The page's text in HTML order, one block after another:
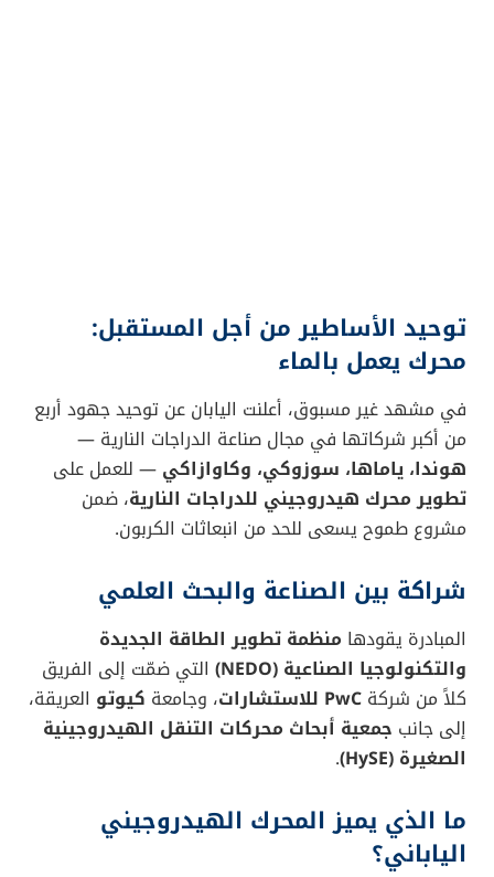
توحيد الأساطير من أجل المستقبل:
محرك يعمل بالماء
في مشهد غير مسبوق، أعلنت اليابان عن توحيد جهود أربع
من أكبر شركاتها في مجال صناعة الدراجات النارية —
هوندا، ياماها، سوزوكي، وكاوازاكي — للعمل على
تطوير محرك هيدروجيني للدراجات النارية، ضمن
مشروع طموح يسعى للحد من انبعاثات الكربون.
شراكة بين الصناعة والبحث العلمي
المبادرة يقودها منظمة تطوير الطاقة الجديدة
والتكنولوجيا الصناعية (NEDO)
التي ضمّت إلى الفريق
كلاً من شركة PwC للاستشارات ، وجامعة كيوتو العريقة،
إلى جانب جمعية أبحاث محركات التنقل الهيدروجينية
الصغيرة (HySE)
.
ما الذي يميز المحرك الهيدروجيني
الياباني؟